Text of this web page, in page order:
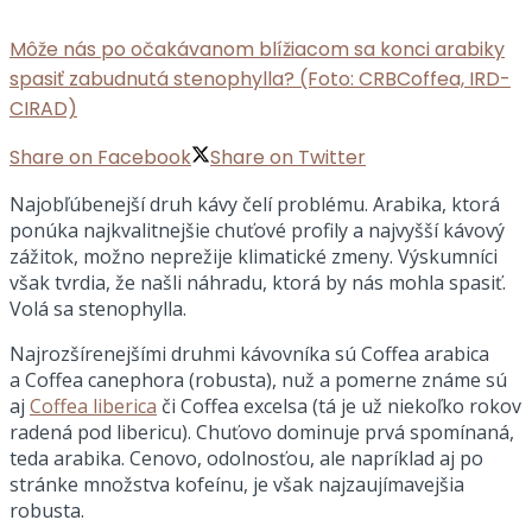
Môže nás po očakávanom blížiacom sa konci arabiky
spasiť zabudnutá stenophylla? (Foto: CRBCoffea, IRD-
CIRAD)
Share on Facebook
Share on Twitter
Najobľúbenejší druh kávy čelí problému. Arabika, ktorá
ponúka najkvalitnejšie chuťové profily a najvyšší kávový
zážitok, možno neprežije klimatické zmeny. Výskumníci
však tvrdia, že našli náhradu, ktorá by nás mohla spasiť.
Volá sa stenophylla.
Najrozšírenejšími druhmi kávovníka sú Coffea arabica
a Coffea canephora (robusta), nuž a pomerne známe sú
aj Coffea liberica či Coffea excelsa (tá je už niekoľko rokov
radená pod libericu). Chuťovo dominuje prvá spomínaná,
teda arabika. Cenovo, odolnosťou, ale napríklad aj po
stránke množstva kofeínu, je však najzaujímavejšia
robusta.